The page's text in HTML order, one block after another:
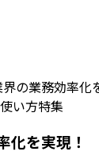
の業務効率化
使い方特集
化を実現！